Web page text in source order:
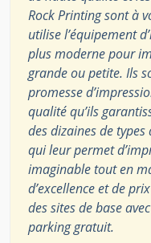
Rock Printing sont à
utilise l’équipement
plus moderne pour
grande ou petite. Ils
promesse
qualité qu’ils
des dizaines de
qui leur permet
imaginable tout en
d’excellence et de
des sites de base
parking gratuit.